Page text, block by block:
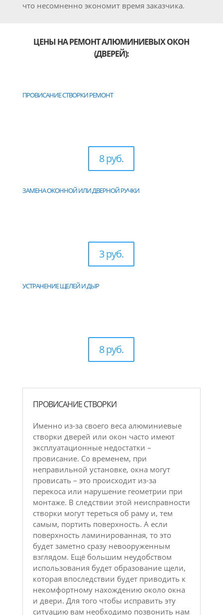
что несомненно экономит время заказчика.
ЦЕНЫ НА РЕМОНТ АЛЮМИНИЕВЫХ ОКОН
(ДВЕРЕЙ):
ПРОВИСАНИЕ СТВОРКИ РЕМОНТ
8 руб.
ЗАМЕНА ОКОННОЙ ИЛИ ДВЕРНОЙ РУЧКИ
3 руб.
УСТРАНЕНИЕ ЩЕЛЕЙ И ДЫР
8 руб.
ПРОВИСАНИЕ СТВОРКИ
Именно из-за своего веса алюминиевые
створки дверей или окон часто имеют
эксплуатационные недостатки –
провисание. Со временем, при
неправильной установке, окна могут
провисать – это происходит из-за
перекоса или нарушение геометрии при
монтаже. В следствии этой неисправности
створки могут тереться об раму и, тем
самым, портить поверхность. А если
поверхность ламинированная, то это
будет заметно сразу невооруженным
взглядом. Ещё большим неудобством
использования будет образование щели,
которая впоследствии будет приводить к
некомфортному нахождению около окна
и двери. Для того чтобы исправить эту
ситуацию вам необходимо позвонить нам